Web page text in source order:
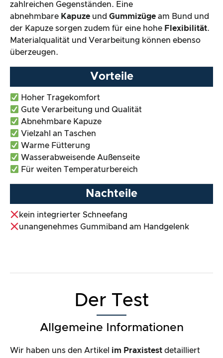
zahlreichen Gegenständen. Eine
abnehmbare Kapuze und Gummizüge am Bund und
der Kapuze sorgen zudem für eine hohe Flexibilität.
Materialqualität und Verarbeitung können ebenso
überzeugen.
Vorteile
Hoher Tragekomfort
Gute Verarbeitung und Qualität
Abnehmbare Kapuze
Vielzahl an Taschen
Warme Fütterung
Wasserabweisende Außenseite
Für weiten Temperaturbereich
Nachteile
kein integrierter Schneefang
unangenehmes Gummiband am Handgelenk
Der Test
Allgemeine Informationen
Wir haben uns den Artikel im Praxistest detailliert